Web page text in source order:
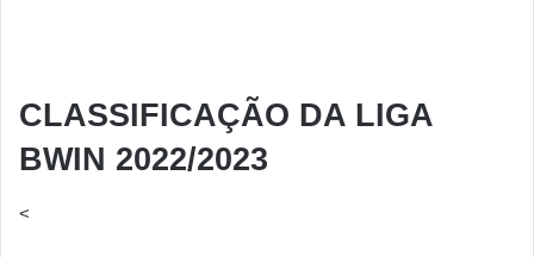
CLASSIFICAÇÃO DA LIGA
BWIN 2022/2023
<